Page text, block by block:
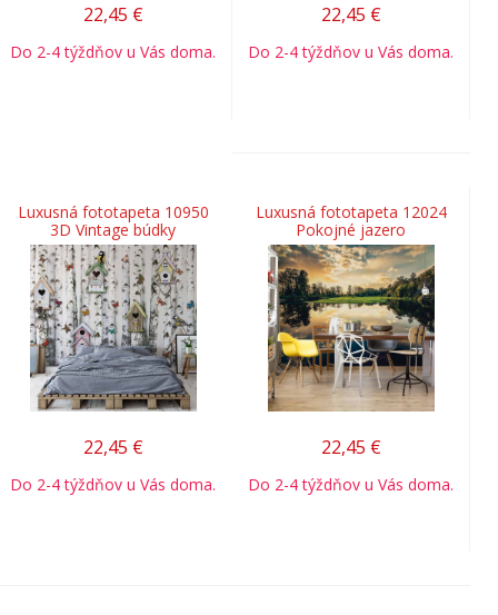
22,45 €
Do 2-4 týždňov u Vás doma.
22,45 €
Do 2-4 týždňov u Vás doma.
Luxusná fototapeta 10950
3D Vintage búdky
22,45 €
Do 2-4 týždňov u Vás doma.
Luxusná fototapeta 12024
Pokojné jazero
22,45 €
Do 2-4 týždňov u Vás doma.